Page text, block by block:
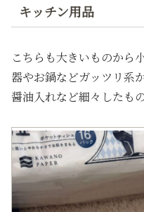
キッチン用品
こちらも大きいものから
器やお鍋などガッツリ系
醤油入れなど細々したも